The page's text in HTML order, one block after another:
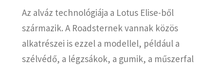
Az alváz technológiája a Lotus Elise-ből
származik. A Roadsternek vannak közös
alkatrészei is ezzel a modellel, például a
szélvédő, a légzsákok, a gumik, a műszerfal